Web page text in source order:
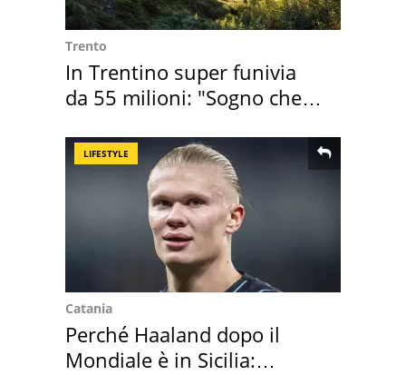
Trento
In Trentino super funivia
da 55 milioni: "Sogno che si
LIFESTYLE
Catania
Perché Haaland dopo il
Mondiale è in Sicilia: